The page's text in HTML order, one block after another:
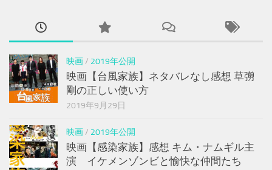
映画/ 2019年公開
映画【台風家族】ネタバレなし感想 草彅
剛の正しい使い方
2019年9月29日
映画/ 2019年公開
映画【感染家族】感想 キム・ナムギル主
演 イケメンゾンビと愉快な仲間たち